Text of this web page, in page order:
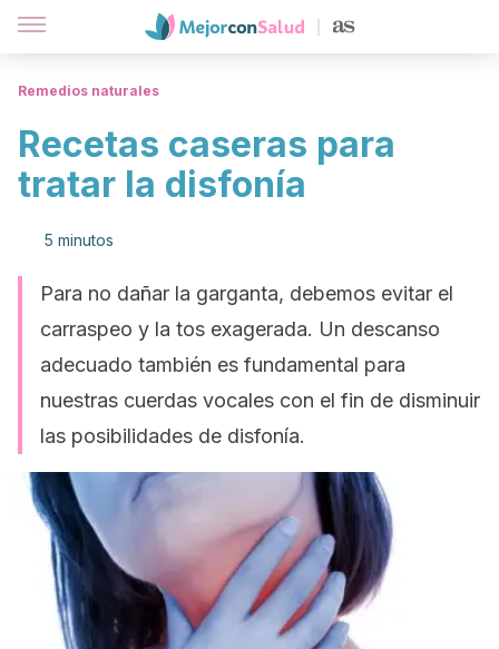
Remedios naturales
Recetas caseras para
tratar la disfonía
5 minutos
Para no dañar la garganta, debemos evitar el
carraspeo y la tos exagerada. Un descanso
adecuado también es fundamental para
nuestras cuerdas vocales con el fin de disminuir
las posibilidades de disfonía.